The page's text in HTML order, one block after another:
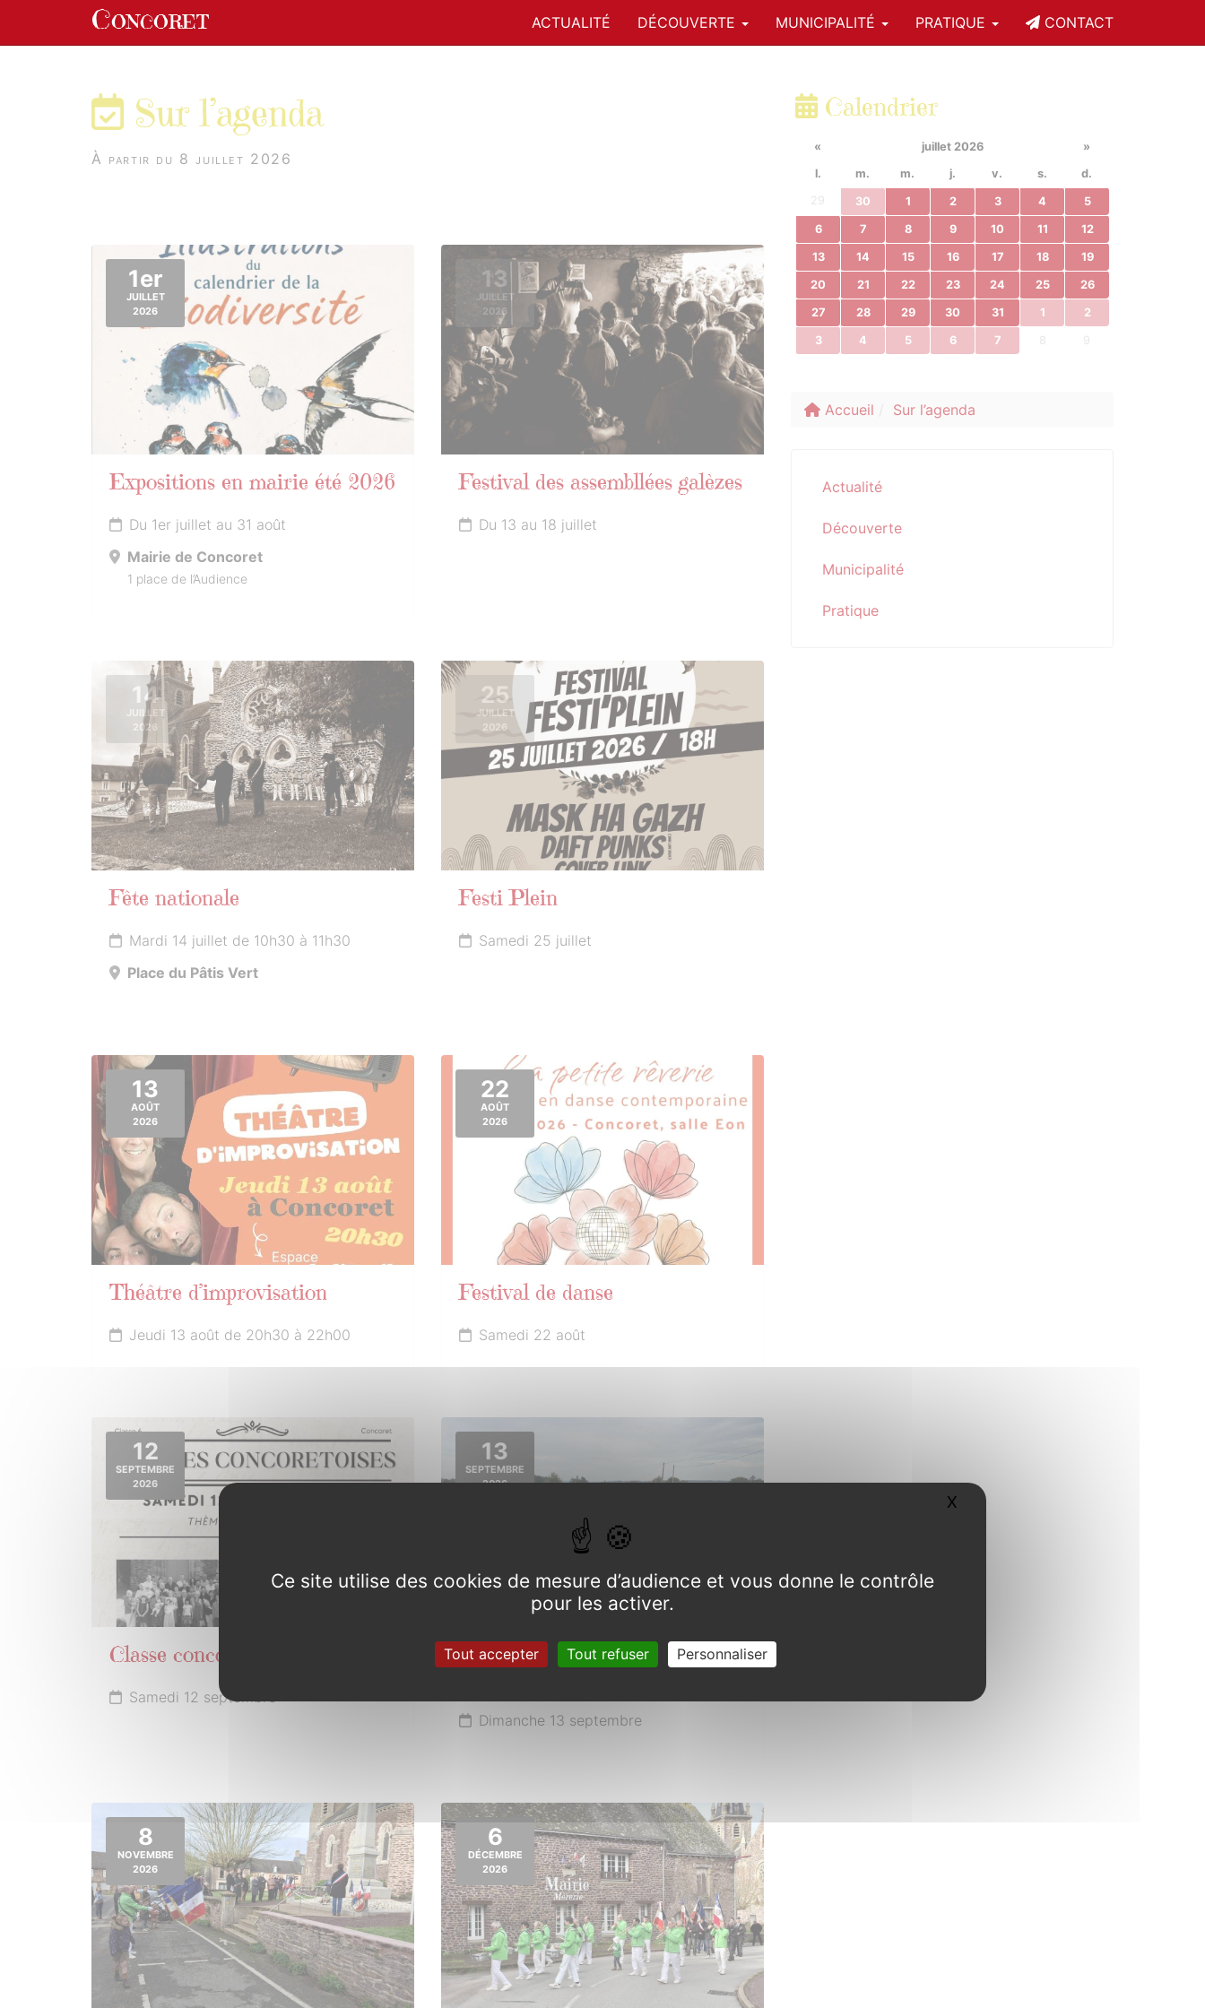
Concoret ACTUALITÉ DÉCOUVERTE MUNICIPALITÉ PRATIQUE CONTACT
Sur l’agenda
À partir du 8 juillet 2026
1er
JUILLET
2026
Expositions en mairie été 2026
Du 1er juillet au 31 août
Mairie de Concoret
1 place de l’Audience
13
JUILLET
2026
Festival des assembllées galèzes
Du 13 au 18 juillet
14
JUILLET
2026
Fête nationale
Mardi 14 juillet de 10h30 à 11h30
Place du Pâtis Vert
25
JUILLET
2026
Festi Plein
Samedi 25 juillet
13
AOÛT
2026
Théâtre d’improvisation
Jeudi 13 août de 20h30 à 22h00
22
AOÛT
2026
Festival de danse
Samedi 22 août
12
SEPTEMBRE
2026
Classe concoretoise 6
Samedi 12 septembre
13
SEPTEMBRE
2026
Trophée de Bretagne
Dimanche 13 septembre
8
NOVEMBRE
2026
6
DÉCEMBRE
2026
Calendrier
« juillet 2026
»
l.
m. m. j. v. s.
d.
29
30 1 2 3 4 5
6 7 8 9 10 11 12
13 14 15 16 17 18 19
20 21 22 23 24 25 26
27 28 29 30 31 1 2
3 4 5 6 7 8 9
Accueil Sur l’agenda
Actualité
Découverte
Municipalité
Pratique
Panneau de gestion des cookies
Ce site utilise des cookies de mesure d’audience et vous donne le contrôle
pour les activer.
Tout accepter Tout refuser Personnaliser
X Masquer le bandeau des cookies